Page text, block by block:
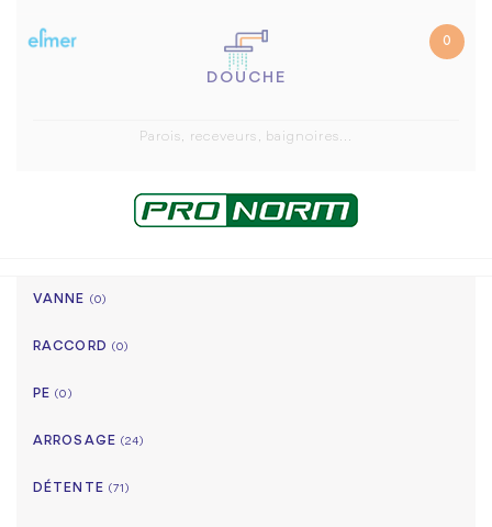
0
DOUCHE
Parois, receveurs, baignoires...
VANNE (0)
RACCORD (0)
PE(0)
ARROSAGE (24)
DÉTENTE (71)